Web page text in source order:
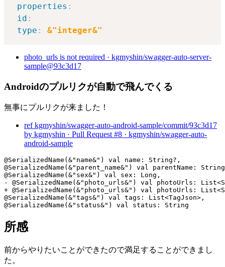
properties :
id :
type : &"integer&"
photo_urls is not required · kgmyshin/swagger-auto-server-
sample@93c3d17
Androidのプルリクが自動で飛んでくる
無事にプルリクが来ました！
ref kgmyshin/swagger-auto-android-sample/commit/93c3d17
by kgmyshin · Pull Request #8 · kgmyshin/swagger-auto-
android-sample
@SerializedName(&"name&") val name: String?,
@SerializedName(&"parent_name&") val parentName:
@SerializedName(&"sex&") val sex: Long,
- @SerializedName(&"photo_urls&") val photoUrls:
+ @SerializedName(&"photo_urls&") val photoUrls:
@SerializedName(&"tags&") val tags: List<TagJson>,
@SerializedName(&"status&") val status: String
所感
前からやりたいことができたので満足することができまし
た。